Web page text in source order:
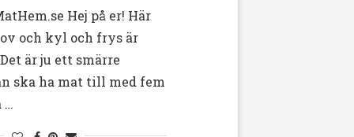
Hej på er! Här
och kyl och frys är
är ju ett smärre
ska ha mat till med fem
…